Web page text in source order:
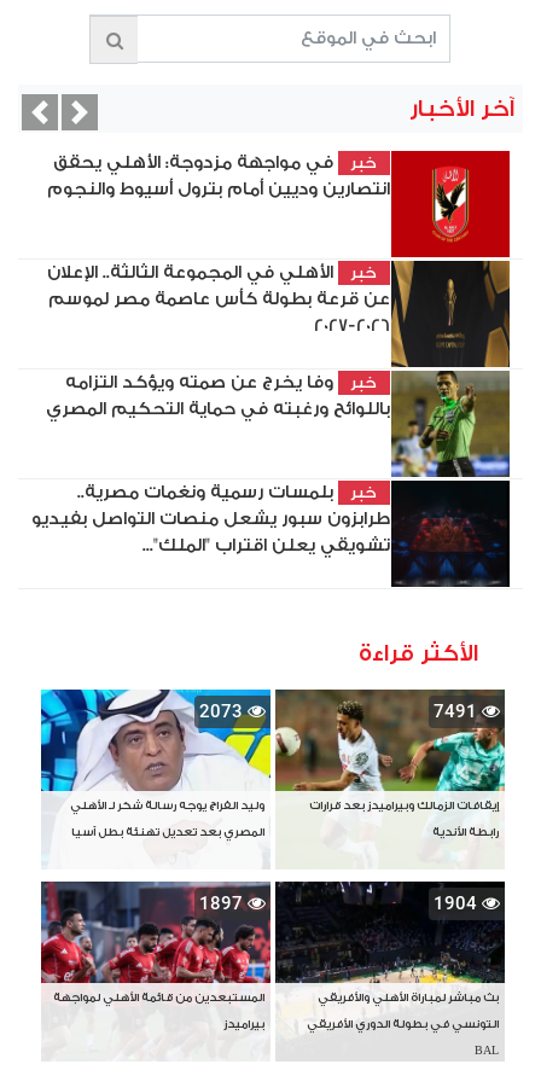
آخر الأخبار
خبر
في مواجهة مزدوجة: الأهلي يحقق
انتصارين وديين أمام بترول أسيوط والنجوم
خبر
الأهلي في المجموعة الثالثة.. الإعلان
عن قرعة بطولة كأس عاصمة مصر لموسم
2026-2027
خبر
وفا يخرج عن صمته ويؤكد التزامه
باللوائح ورغبته في حماية التحكيم المصري
خبر
بلمسات رسمية ونغمات مصرية..
طرابزون سبور يشعل منصات التواصل بفيديو
تشويقي يعلن اقتراب "الملك"...
Next
الأكثر قراءة
7491
إيقافات الزمالك وبيراميدز بعد قرارات
رابطة الأندية
2073
وليد الفراج يوجه رسالة شكر لـ الأهلي
المصري بعد تعديل تهنئة بطل آسيا
1904
بث مباشر لمباراة الأهلي والأفريقي
التونسي في بطولة الدوري الأفريقي
BAL
1897
المستبعدين من قائمة الأهلي لمواجهة
بيراميدز